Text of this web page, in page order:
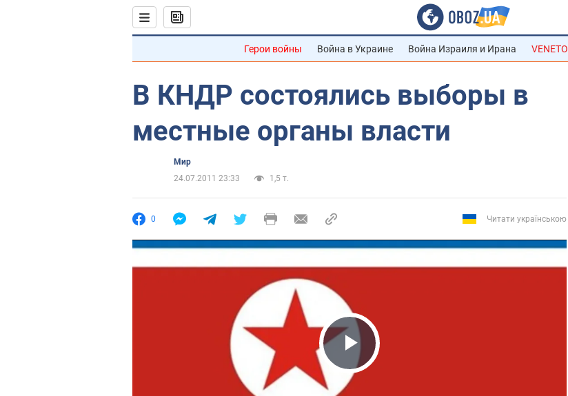
Герои войны Война в Украине Война Израиля и Ирана VENETO
В КНДР состоялись выборы в
местные органы власти
Мир
24.07.2011 23:33
1,5 т.
0 Читати українською
Play Video